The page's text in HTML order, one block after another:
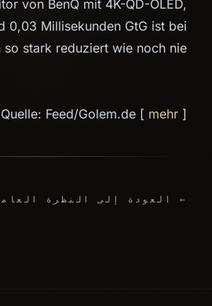
von BenQ mit 4K-QD-OLED,
0,03 Millisekunden GtG ist bei
so stark reduziert wie noch nie.
Quelle: Feed/Golem.de [ mehr ]
← العودة إلى النظرة